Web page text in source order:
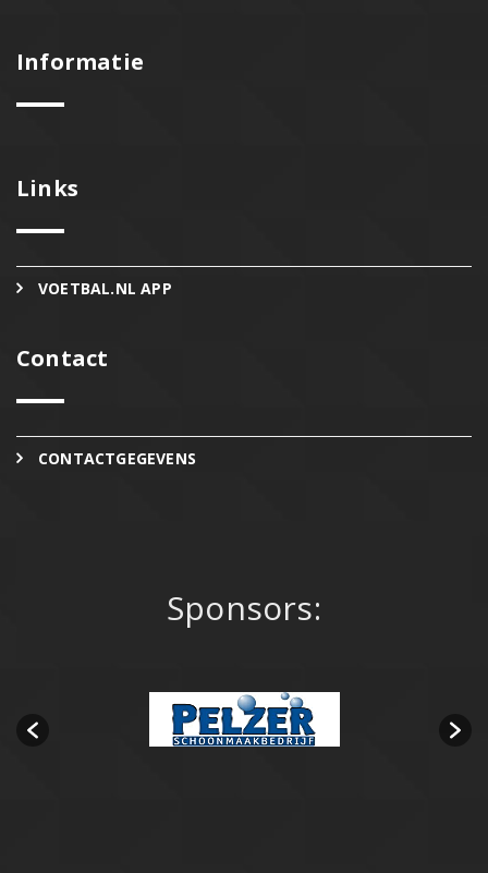
Informatie
Links
VOETBAL.NL APP
Contact
CONTACTGEGEVENS
Sponsors: